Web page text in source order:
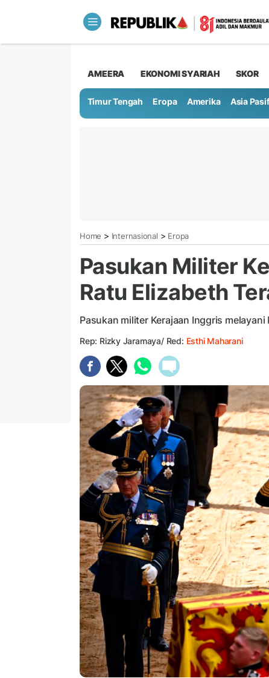
AMEERA EKONOMI SYARIAH SKOR
Timur Tengah Eropa Amerika Asia
Home > Internasional > Eropa
Pasukan Militer
Ratu Elizabeth
Pasukan militer Kerajaan Inggris
Rep: Rizky Jaramaya/ Red: Esthi Maharani